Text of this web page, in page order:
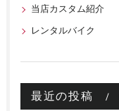
当店カスタム紹介
レンタルバイク
最近の投稿